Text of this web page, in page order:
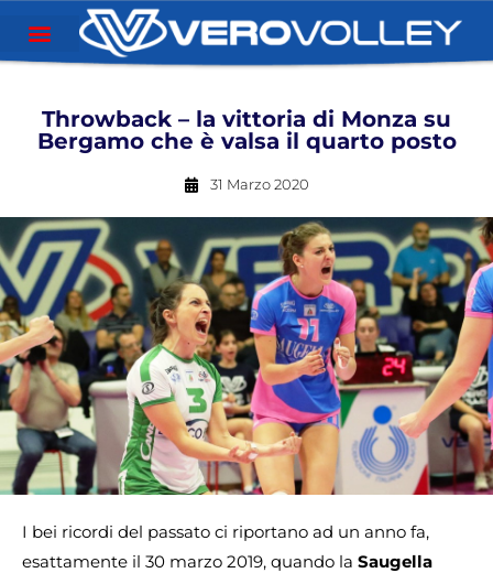
Throwback – la vittoria di Monza su
Bergamo che è valsa il quarto posto
31 Marzo 2020
I bei ricordi del passato ci riportano ad un anno fa,
esattamente il 30 marzo 2019, quando la Saugella